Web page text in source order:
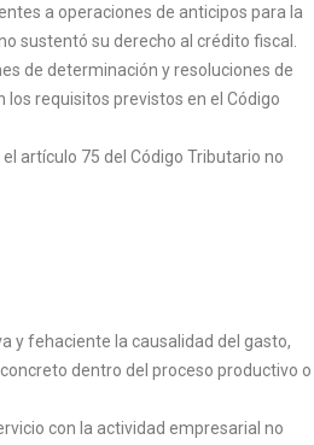
a operaciones de anticipos para la
sustentó su derecho al crédito fiscal.
de determinación y resoluciones de
requisitos previstos en el Código
artículo 75 del Código Tributario no
y fehaciente la causalidad del gasto,
dentro del proceso productivo o
con la actividad empresarial no